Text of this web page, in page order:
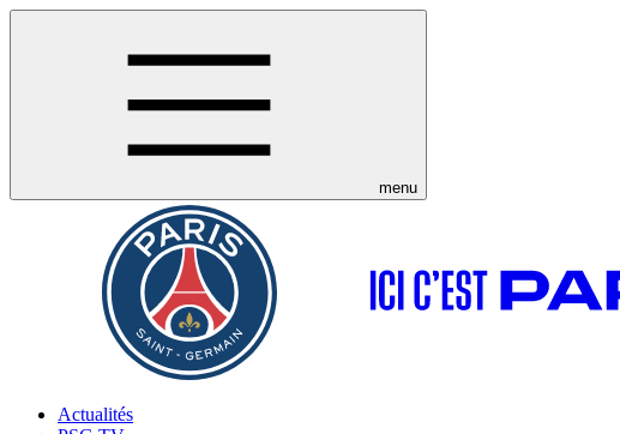
menu
Actualités